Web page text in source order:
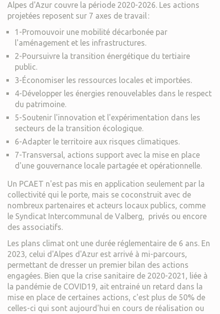
Alpes d'Azur couvre la période 2020-2026. Les actions
projetées reposent sur 7 axes de travail :
1-Promouvoir une mobilité décarbonée par
l'aménagement et les infrastructures.
2-Poursuivre la transition énergétique du tertiaire
public.
3-Économiser les ressources locales et importées.
4-Développer les énergies renouvelables dans le respect
du patrimoine.
5-Soutenir l'innovation et l'expérimentation dans les
secteurs de la transition écologique.
6-Adapter le territoire aux risques climatiques.
7-Transversal, actions support avec la mise en place
d'une gouvernance locale partagée et opérationnelle.
Un PCAET n'est pas mis en application seulement par la
collectivité qui le porte, mais se coconstruit avec de
nombreux partenaires et acteurs locaux publics, comme
le Syndicat Intercommunal de Valberg, privés ou encore
des associatifs.
Les plans climat ont une durée réglementaire de 6 ans. En
2023, celui d'Alpes d'Azur est arrivé à mi-parcours,
permettant de dresser un premier bilan des actions
engagées. Bien que la crise sanitaire de 2020-2021, liée à
la pandémie de COVID19, ait entrainé un retard dans la
mise en place de certaines actions, c'est plus de 50% de
celles-ci qui sont aujourd'hui en cours de réalisation ou